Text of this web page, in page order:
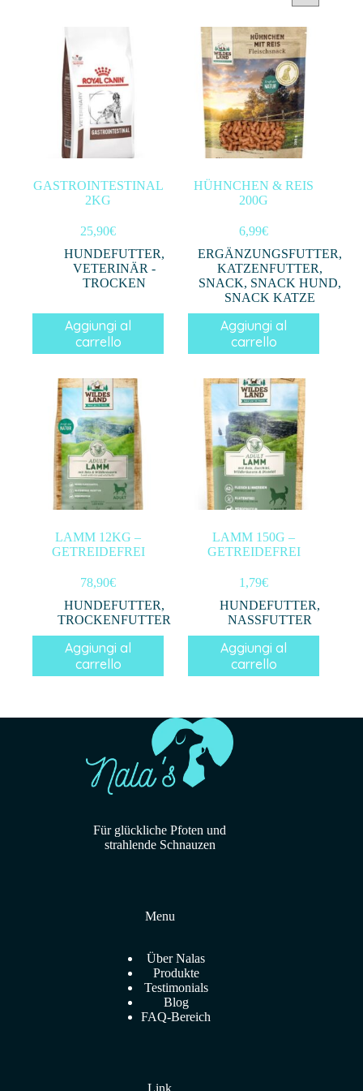
Filtra per prezzo
In offerta(0)
GASTROINTESTINAL
2KG
25,90€
HUNDEFUTTER,
VETERINÄR -
TROCKEN
Aggiungi al
carrello
HÜHNCHEN & REIS
200G
6,99€
ERGÄNZUNGSFUTTER,
KATZENFUTTER,
SNACK, SNACK HUND,
SNACK KATZE
Aggiungi al
carrello
LAMM 12KG –
GETREIDEFREI
78,90€
HUNDEFUTTER,
TROCKENFUTTER
Aggiungi al
carrello
LAMM 150G –
GETREIDEFREI
1,79€
HUNDEFUTTER,
NASSFUTTER
Aggiungi al
carrello
Für glückliche Pfoten und
strahlende Schnauzen
Menu
Über Nalas
Produkte
Testimonials
Blog
FAQ-Bereich